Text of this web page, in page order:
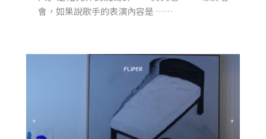
會，如果說歌手的表演內容是 ……